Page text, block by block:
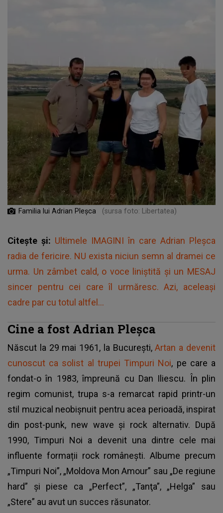
Familia lui Adrian Pleșca (sursa foto: Libertatea)
Citește și: Ultimele IMAGINI în care Adrian Pleșca
radia de fericire. NU exista niciun semn al dramei ce
urma. Un zâmbet cald, o voce liniștită și un MESAJ
sincer pentru cei care îl urmăresc. Azi, aceleași
cadre par cu totul altfel...
Cine a fost Adrian Pleșca
Născut la 29 mai 1961, la București,Artan a devenit
cunoscut ca solist al trupei Timpuri Noi, pe care a
fondat-o în 1983, împreună cu Dan Iliescu. În plin
regim comunist, trupa s-a remarcat rapid printr-un
stil muzical neobișnuit pentru acea perioadă, inspirat
din post-punk, new wave și rock alternativ. După
1990, Timpuri Noi a devenit una dintre cele mai
influente formații rock românești. Albume precum
„Timpuri Noi”, „Moldova Mon Amour” sau „De regiune
hard” și piese ca „Perfect”, „Tanţa”, „Helga” sau
„Stere” au avut un succes răsunator.